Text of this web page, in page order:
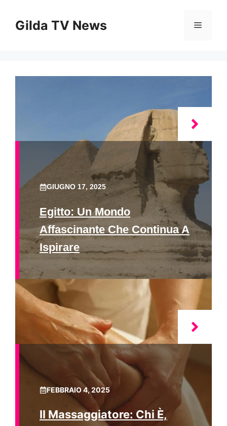
contenuto
Gilda TV News Menu
GIUGNO 17, 2025
Egitto: Un Mondo
Affascinante Che Continua A
Ispirare
FEBBRAIO 4, 2025
Il Massaggiatore: Chi È,